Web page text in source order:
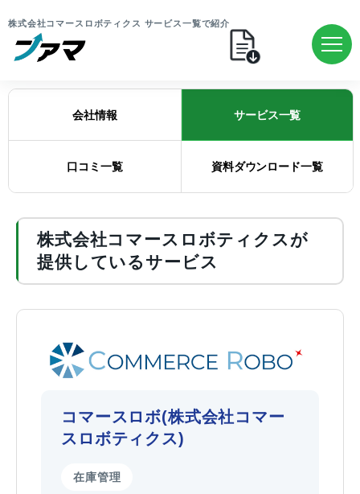
株式会社コマースロボティクス サービス一覧で紹介
会社情報 サービス一覧
口コミ一覧 資料ダウンロード一覧
株式会社コマースロボティクスが
提供しているサービス
コマースロボ(株式会社コマー
スロボティクス)
在庫管理